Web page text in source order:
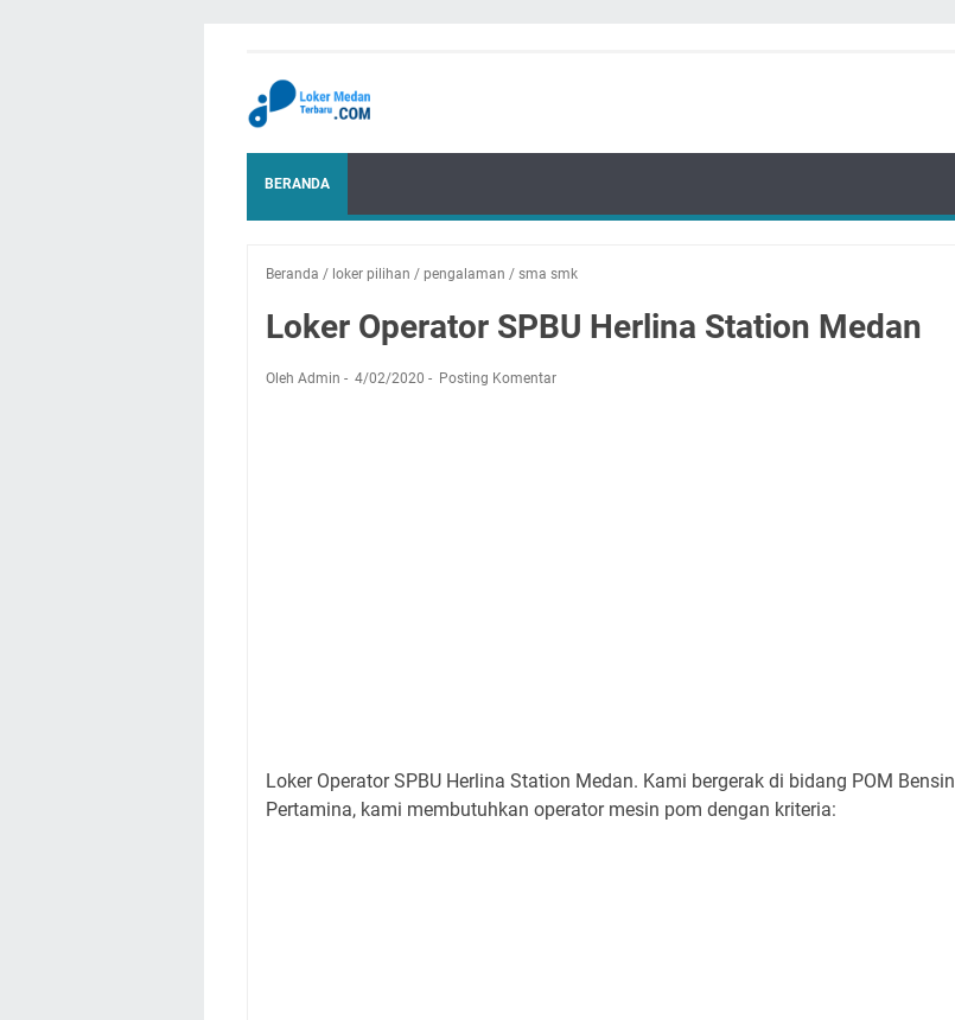
BERANDA
Beranda / loker pilihan / pengalaman / sma smk
Loker Operator SPBU Herlina Station Medan
Oleh Admin 4/02/2020 Posting Komentar
Loker Operator SPBU Herlina Station Medan. Kami bergerak di bidang POM Bensin
Pertamina, kami membutuhkan operator mesin pom dengan kriteria: